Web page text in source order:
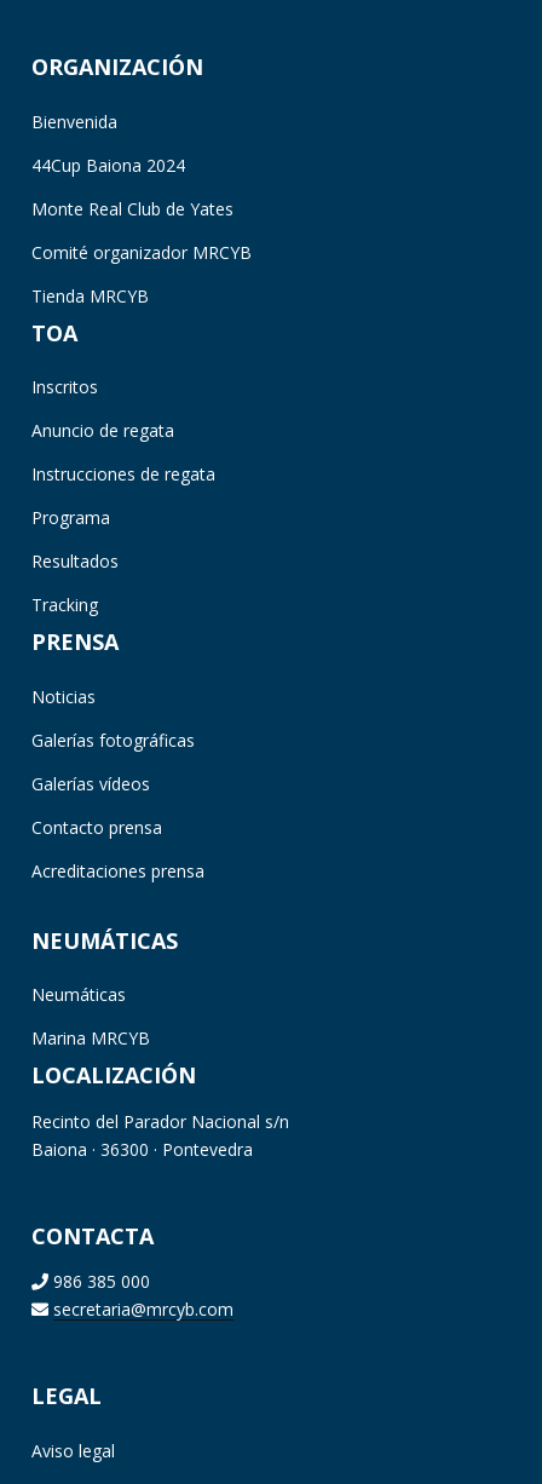
ORGANIZACIÓN
Bienvenida
44Cup Baiona 2024
Monte Real Club de Yates
Comité organizador MRCYB
Tienda MRCYB
TOA
Inscritos
Anuncio de regata
Instrucciones de regata
Programa
Resultados
Tracking
PRENSA
Noticias
Galerías fotográficas
Galerías vídeos
Contacto prensa
Acreditaciones prensa
NEUMÁTICAS
Neumáticas
Marina MRCYB
LOCALIZACIÓN
Recinto del Parador Nacional s/n
Baiona · 36300 · Pontevedra
CONTACTA
986 385 000
secretaria@mrcyb.com
LEGAL
Aviso legal